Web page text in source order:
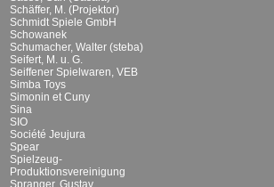
Schäffer, M. (Projektor)
Schmidt Spiele GmbH
Schowanek
Schumacher, Walter (steba)
Seifert, M. u. G.
Seiffener Spielwaren, VEB
Simba Toys
Simonin et Cuny
Sina
SIO
Société Jeujura
Spear
Spielzeug-
Produktionsvereinigung
Spranger, Gustav